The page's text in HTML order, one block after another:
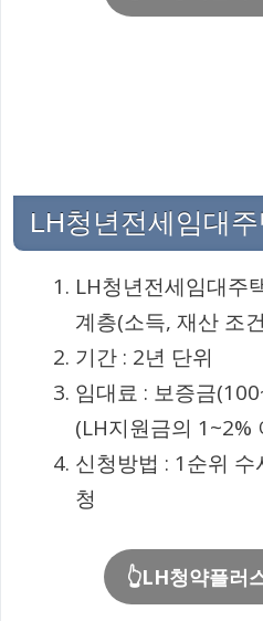
LH청년전세임대주
LH청년전세임대주
계층(소득, 재산 조
기간 : 2년 단위
임대료 : 보증금
(LH지원금의 1~2%
신청방법 : 1순위
청
👆LH청약플러